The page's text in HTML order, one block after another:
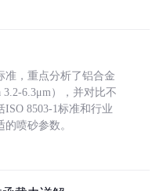
准，重点分析了铝合金
6.3μm），并对比不
8503-1标准和行业
喷砂参数。